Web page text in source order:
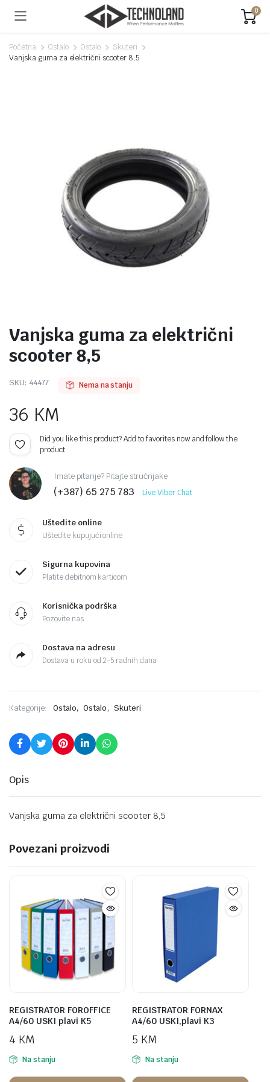
0
Početna Ostalo Ostalo
Skuteri
Vanjska guma za električni scooter 8,5
Vanjska guma za električni
scooter 8,5
SKU: 44477 Nema na stanju
36 KM
Did you like this product? Add to favorites now and follow the
product.
Imate pitanje? Pitajte stručnjake
(+387) 65 275 783 Live Viber Chat
Uštedite online
Uštedite kupujući online
Sigurna kupovina
Platite debitnom karticom
Korisnička podrška
Pozovite nas
Dostava na adresu
Dostava u roku od 2-5 radnih dana
Kategorije: Ostalo, Ostalo, Skuteri
Opis
Vanjska guma za električni scooter 8,5
Povezani proizvodi
REGISTRATOR FOROFFICE
A4/60 USKI plavi K5
4 KM
Na stanju
REGISTRATOR FORNAX
A4/60 USKI,plavi K3
5 KM
Na stanju